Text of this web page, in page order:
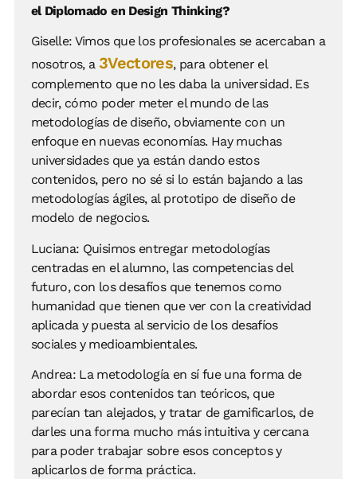
el Diplomado en Design Thinking?
Giselle: Vimos que los profesionales se acercaban a
nosotros, a 3Vectores, para obtener el
complemento que no les daba la universidad. Es
decir, cómo poder meter el mundo de las
metodologías de diseño, obviamente con un
enfoque en nuevas economías. Hay muchas
universidades que ya están dando estos
contenidos, pero no sé si lo están bajando a las
metodologías ágiles, al prototipo de diseño de
modelo de negocios.
Luciana: Quisimos entregar metodologías
centradas en el alumno, las competencias del
futuro, con los desafíos que tenemos como
humanidad que tienen que ver con la creatividad
aplicada y puesta al servicio de los desafíos
sociales y medioambientales.
Andrea: La metodología en sí fue una forma de
abordar esos contenidos tan teóricos, que
parecían tan alejados, y tratar de gamificarlos, de
darles una forma mucho más intuitiva y cercana
para poder trabajar sobre esos conceptos y
aplicarlos de forma práctica.